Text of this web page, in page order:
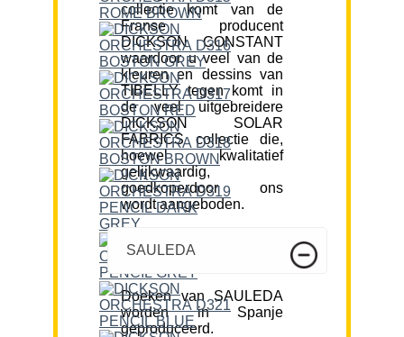
collectie komt van de
Franse producent
DICKSON CONSTANT
waardoor u veel van de
kleuren en dessins van
TIBELLY tegen komt in
de veel uitgebreidere
DICKSON SOLAR
FABRICS collectie die,
hoewel kwalitatief
gelijkwaardig,
goedkoperdoor ons
wordt aangeboden.
SAULEDA
Doeken van SAULEDA
worden in Spanje
geproduceerd.